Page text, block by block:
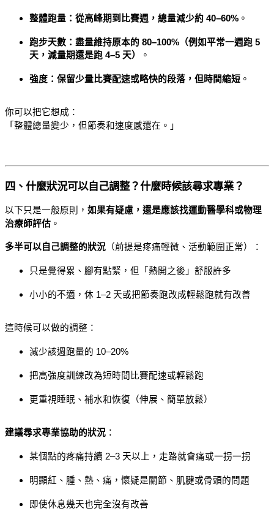
整體跑量：從高峰期到比賽週，總量減少約 40–60% 。
跑步天數：盡量維持原本的 80–100%（例如平常一週跑 5
天，減量期還是跑 4–5 天）
。
強度：保留少量比賽配速或略快的段落，但時間縮短 。
你可以把它想成：
「整體總量變少，但節奏和速度感還在。」
四、什麼狀況可以自己調整？什麼時候該尋求專業？
以下只是一般原則， 如果有疑慮，還是應該找運動醫學科或物理
治療師評估 。
多半可以自己調整的狀況 （前提是疼痛輕微、活動範圍正常）：
只是覺得累、腳有點緊，但「熱開之後」舒服許多
小小的不適，休 1–2 天或把節奏跑改成輕鬆跑就有改善
這時候可以做的調整：
減少該週跑量的 10–20%
把高強度訓練改為短時間比賽配速或輕鬆跑
更重視睡眠、補水和恢復（伸展、簡單放鬆）
建議尋求專業協助的狀況 ：
某個點的疼痛持續 2–3 天以上，走路就會痛或一拐一拐
明顯紅、腫、熱、痛，懷疑是關節、肌腱或骨頭的問題
即使休息幾天也完全沒有改善